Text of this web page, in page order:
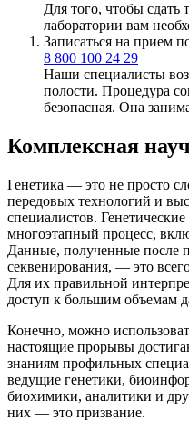
Для того, чтобы сдать
лаборатории вам
Записаться на прием
8 800 100 24 29
Наши специалисты
полости. Процедура
безопасная. Она
Комплексная
Генетика — это не просто
передовых технологий и
специалистов.
многоэтапный процесс,
Данные, полученные после
секвенирования, — это
Для их правильной
доступ к большим объемам
Конечно, можно
настоящие прорывы
знаниям профильных
ведущие генетики,
биохимики, аналитики и
них — это призвание.